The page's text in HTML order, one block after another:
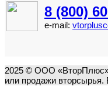
8 (800)
e-mail:
2025 © ООО «ВторПлюс»
или продажи